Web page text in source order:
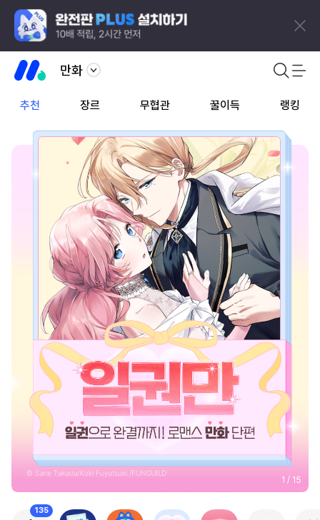
만화
추천 장르 무협관 꿀이득 랭킹
2 / 15
135